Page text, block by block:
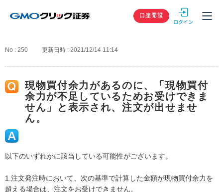
GMOクリック
口座開設
No : 250 更新日時 : 2021/12/14 11:14
現物買付余力があるのに、「現物買付
余力が不足しているためお受けできま
せん」と表示され、注文が出せませ
ん。
以下のいずれかに該当している可能性がございます。
1.注文発注時において、次の基準で計算した金額が現物買付余力を
超える場合は、注文をお受けできません。